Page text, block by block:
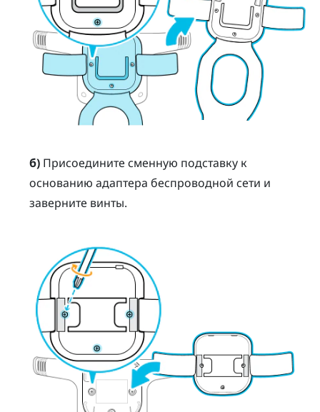
б)Присоедините сменную подставку к
основанию адаптера беспроводной сети и
заверните винты.